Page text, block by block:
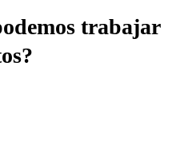
trabajar